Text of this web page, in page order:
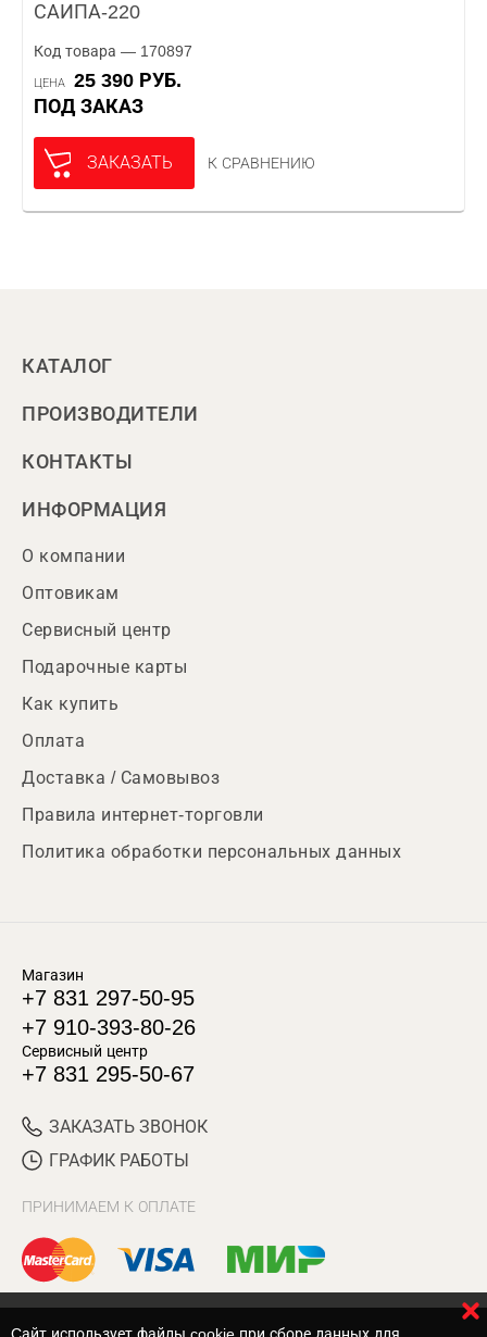
САИПА-220
Код товара — 170897
ЦЕНА
25 390 РУБ.
ПОД ЗАКАЗ
ЗАКАЗАТЬ К СРАВНЕНИЮ
КАТАЛОГ
ПРОИЗВОДИТЕЛИ
КОНТАКТЫ
ИНФОРМАЦИЯ
О компании
Оптовикам
Сервисный центр
Подарочные карты
Как купить
Оплата
Доставка / Самовывоз
Правила интернет-торговли
Политика обработки персональных данных
Магазин
+7 831 297-50-95
+7 910-393-80-26
Сервисный центр
+7 831 295-50-67
ЗАКАЗАТЬ ЗВОНОК
ГРАФИК РАБОТЫ
ПРИНИМАЕМ К ОПЛАТЕ